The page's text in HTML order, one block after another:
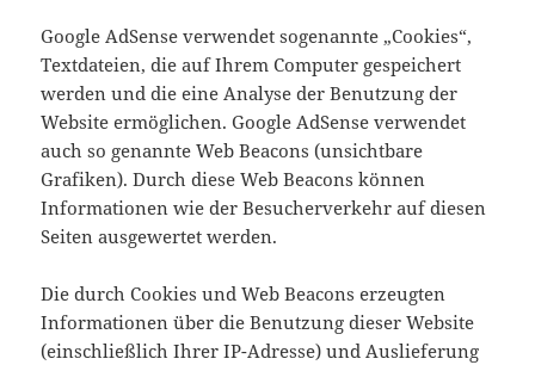
Google AdSense verwendet sogenannte „Cookies“,
Textdateien, die auf Ihrem Computer gespeichert
werden und die eine Analyse der Benutzung der
Website ermöglichen. Google AdSense verwendet
auch so genannte Web Beacons (unsichtbare
Grafiken). Durch diese Web Beacons können
Informationen wie der Besucherverkehr auf diesen
Seiten ausgewertet werden.
Die durch Cookies und Web Beacons erzeugten
Informationen über die Benutzung dieser Website
(einschließlich Ihrer IP-Adresse) und Auslieferung